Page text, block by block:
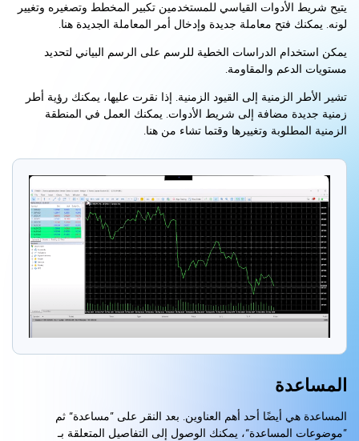
يتيح شريط الأدوات القياسي للمستخدمين تكبير المخطط وتصغيره وتغيير
لونه. يمكنك فتح معاملة جديدة وإدخال أمر المعاملة الجديدة هنا.
يمكن استخدام الدراسات الخطية للرسم على الرسم البياني لتحديد
مستويات الدعم والمقاومة.
تشير الأطر الزمنية إلى القيود الزمنية. إذا نقرت عليها، يمكنك رؤية أطر
زمنية جديدة مضافة إلى شريط الأدوات. يمكنك العمل في المنطقة
الزمنية المطلوبة وتغييرها وقتما تشاء من هنا.
المساعدة
المساعدة هي أيضًا أحد أهم العناوين. بعد النقر على ”مساعدة“ ثم
”موضوعات المساعدة“، يمكنك الوصول إلى التفاصيل المتعلقة بـ